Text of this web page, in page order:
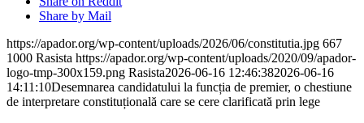
Share by Mail
https://apador.org/wp-content/uploads/2026/06/constitutia.jpg 667
1000 Rasista https://apador.org/wp-content/uploads/2020/09/apador-
logo-tmp-300x159.png Rasista2026-06-16 12:46:382026-06-16
14:11:10Desemnarea candidatului la funcția de premier, o chestiune
de interpretare constituțională care se cere clarificată prin lege